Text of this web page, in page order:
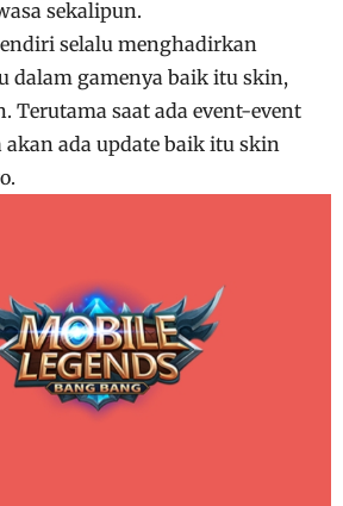
sekalipun.
selalu menghadirkan
dalam gamenya baik itu skin,
Terutama saat ada event-event
ada update baik itu skin